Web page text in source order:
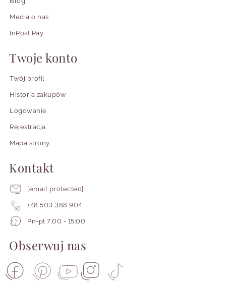
Media o nas
InPost Pay
Twoje konto
Twój profil
Historia zakupów
Logowanie
Rejestracja
Mapa strony
Kontakt
[email protected]
+48 503 388 904
Pracujemy
poniedziałku
do
od
siódmej
Pn-pt 7:00 - 15:00
Obserwuj nas